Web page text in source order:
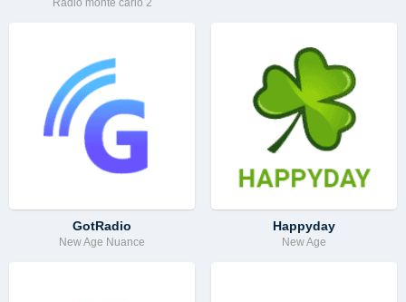
Radio monte carlo 2
GotRadio
New Age Nuance
Happyday
New Age